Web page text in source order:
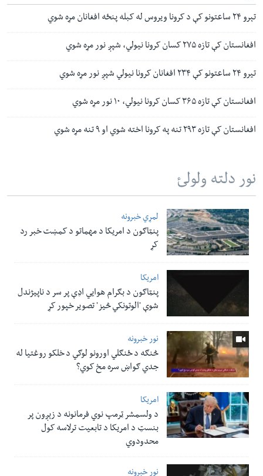
تېرو ۲۴ ساعتونو کې د کرونا ویروس له کبله پنځه افغانان مړه شوي
افغانستان کې تازه ۲۷۵ کسان کرونا نیولي، شپږ نور مړه شوي
تیرو ۲۴ ساعتونو کې ۲۳۴ افغانان کرونا نیولي شپږ نور مړه شوي
افغانستان کې تازه ۳۶۵ کسان کرونا نیولي، ۱۰ نور مړه شوي
افغانستان کې تازه ۲۹۳ تنه په کرونا اخته شوي او ۹ تنه مړه شوي
نور دلته ولولئ
لمړي خبرونه
پنټاګون د امریکا د مهماتو د کمښت خبر رد
کړ
امریکا
پنټاګون د بګرام هوایي اډې پر سر د ناپيژندل
شوې 'الوتونکي څيز' تصویر خپور کړ
نور خبرونه
څنګه د ځنګلي اورونو لوګي د خلکو روغتیا له
جدي ګواښ سره مخ کوي؟
امریکا
د ولسمشر ټرمپ نوي فرمانونه د زېږون پر
بنسټ د امریکا د تابعیت ترلاسه کول
محدودوي
نور خبرونه